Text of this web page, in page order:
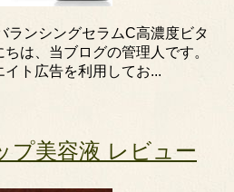
ランシングセラムC高濃度ビタ
は、当ブログの管理人です。
ト広告を利用してお...
プ美容液 レビュー